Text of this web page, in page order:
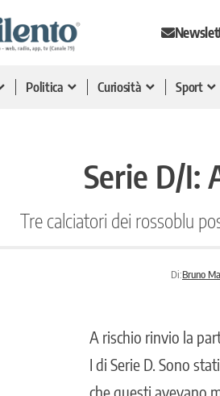
Politica Curiosità Sport
Serie D/I:
Tre calciatori dei rossoblu
Di:Bruno
A rischio rinvio la
I di Serie D. Sono
che questi avevano